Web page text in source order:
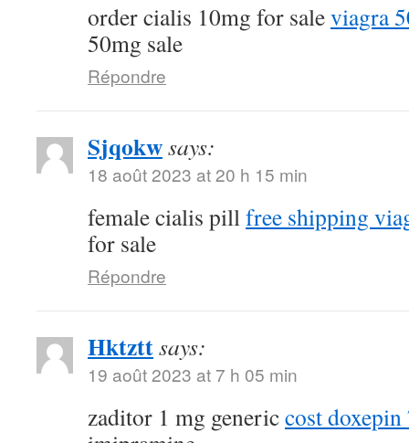
order cialis 10mg for saleviagra
50mg sale
Répondre
Sjqokwsays:
18 août 2023 at 20 h 15 min
female cialis pillfree shipping
for sale
Répondre
Hktzttsays:
19 août 2023 at 7 h 05 min
zaditor 1 mg genericcost